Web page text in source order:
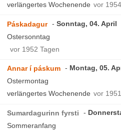
verlängertes Wochenende vor
Páskadagur
Sonntag, 04. April
Ostersonntag
vor 1952 Tagen
Annar í páskum
Montag, 05.
Ostermontag
verlängertes Wochenende vor
Sumardagurinn fyrsti
Sommeranfang